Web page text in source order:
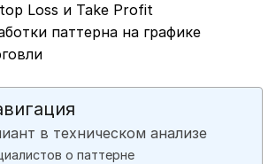
Loss и Take Profit
паттерна на графике
в техническом анализе
о паттерне